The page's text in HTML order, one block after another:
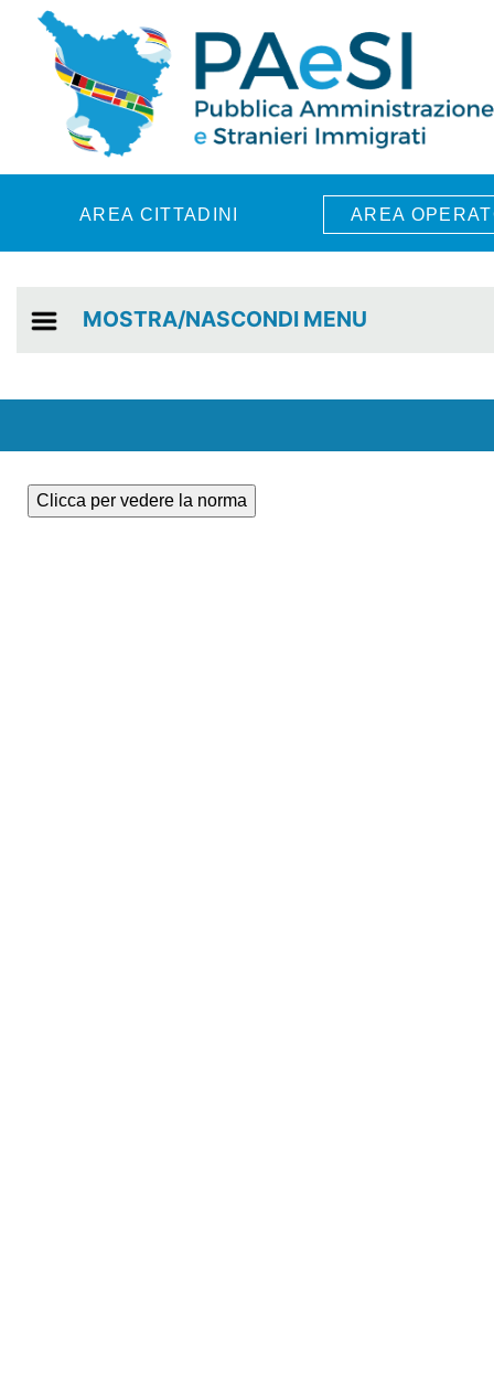
Skip to main content
AREA CITTADINI AREA
MOSTRA/NASCONDI MENU
Clicca per vedere la norma